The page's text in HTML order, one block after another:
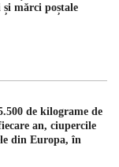
mărci poștale
de kilograme de
an, ciupercile
din Europa, în